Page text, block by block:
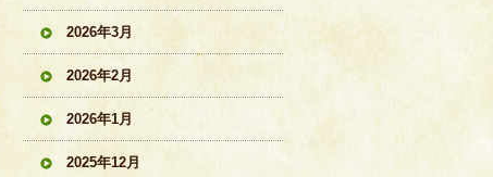
2026年3月
2026年2月
2026年1月
2025年12月